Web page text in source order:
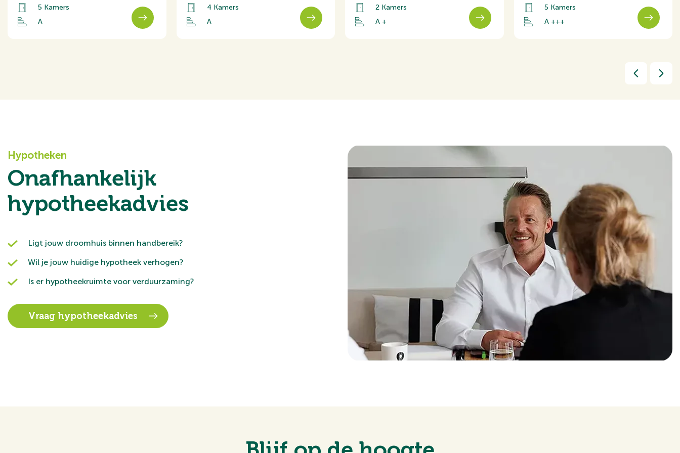
Koop je de woning zonder voorbehoud van financiering? Dan zullen wij een termijn
hanteren van 6 weken na het opstellen van de koopovereenkomst voor het storten
5 Kamers
A
4 Kamers
A
2 Kamers
A +
5 Kamers
A +++
Hypotheken
Onafhankelijk
hypotheekadvies
Ligt jouw droomhuis binnen handbereik?
Wil je jouw huidige hypotheek verhogen?
Is er hypotheekruimte voor verduurzaming?
Vraag hypotheekadvies